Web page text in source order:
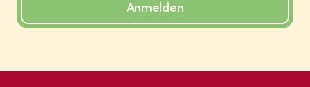
Anmelden